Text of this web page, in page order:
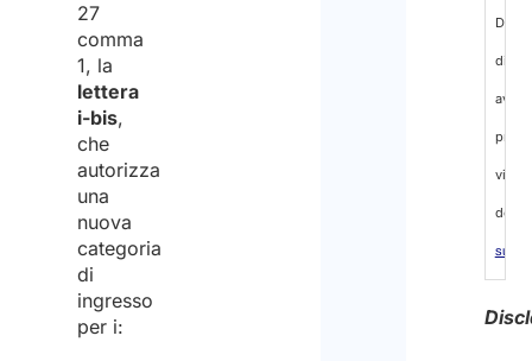
27
comma
1, la
lettera
i-bis,
che
autorizza
una
nuova
categoria
di
ingresso
per i:
di
aver
preso
dell’
sul
dei